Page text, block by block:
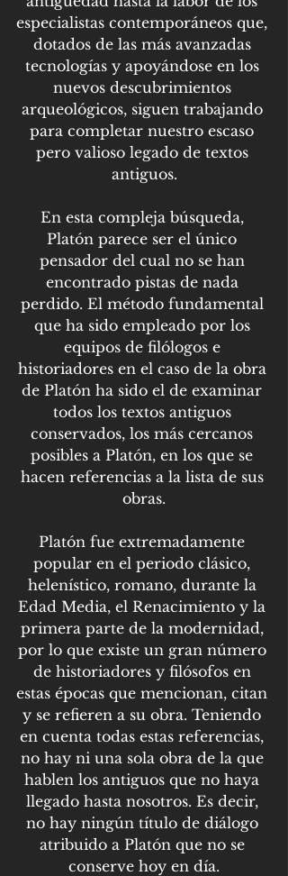
especialistas contemporáneos que,
dotados de las más avanzadas
tecnologías y apoyándose en los
nuevos descubrimientos
arqueológicos, siguen trabajando
para completar nuestro escaso
pero valioso legado de textos
antiguos.
En esta compleja búsqueda,
Platón parece ser el único
pensador del cual no se han
encontrado pistas de nada
perdido. El método fundamental
que ha sido empleado por los
equipos de filólogos e
historiadores en el caso de la obra
de Platón ha sido el de examinar
todos los textos antiguos
conservados, los más cercanos
posibles a Platón, en los que se
hacen referencias a la lista de sus
obras.
Platón fue extremadamente
popular en el periodo clásico,
helenístico, romano, durante la
Edad Media, el Renacimiento y la
primera parte de la modernidad,
por lo que existe un gran número
de historiadores y filósofos en
estas épocas que mencionan, citan
y se refieren a su obra. Teniendo
en cuenta todas estas referencias,
no hay ni una sola obra de la que
hablen los antiguos que no haya
llegado hasta nosotros. Es decir,
no hay ningún título de diálogo
atribuido a Platón que no se
conserve hoy en día.